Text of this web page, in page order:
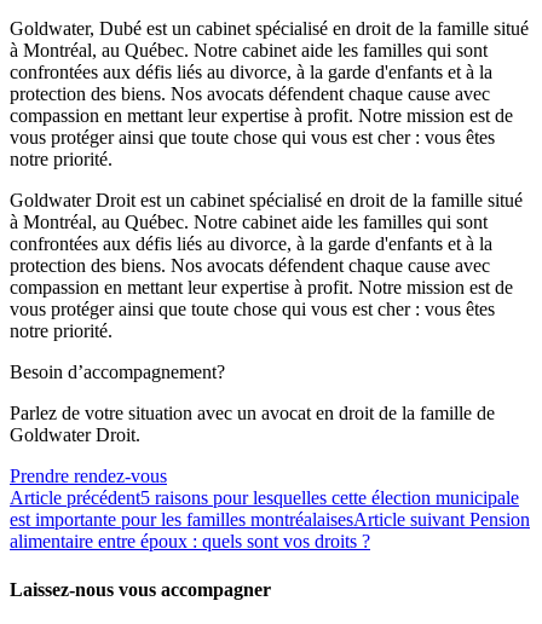
Goldwater, Dubé est un cabinet spécialisé en droit de la famille situé
à Montréal, au Québec. Notre cabinet aide les familles qui sont
confrontées aux défis liés au divorce, à la garde d'enfants et à la
protection des biens. Nos avocats défendent chaque cause avec
compassion en mettant leur expertise à profit. Notre mission est de
vous protéger ainsi que toute chose qui vous est cher : vous êtes
notre priorité.
Goldwater Droit est un cabinet spécialisé en droit de la famille situé
à Montréal, au Québec. Notre cabinet aide les familles qui sont
confrontées aux défis liés au divorce, à la garde d'enfants et à la
protection des biens. Nos avocats défendent chaque cause avec
compassion en mettant leur expertise à profit. Notre mission est de
vous protéger ainsi que toute chose qui vous est cher : vous êtes
notre priorité.
Besoin d’accompagnement?
Parlez de votre situation avec un avocat en droit de la famille de
Goldwater Droit.
Prendre rendez-vous
Article précédent5 raisons pour lesquelles cette élection municipale
est importante pour les familles montréalaisesArticle suivantPension
alimentaire entre époux : quels sont vos droits ?
Laissez-nous vous accompagner